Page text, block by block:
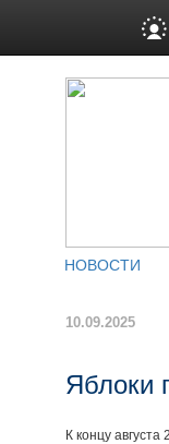
НОВОСТИ
10.09.2025
Яблоки
К концу